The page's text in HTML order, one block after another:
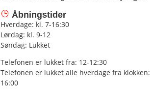
Åbningstider
Hverdage: kl. 7-16:30
Lørdag: kl. 9-12
Søndag: Lukket
Telefonen er lukket fra: 12-12:30
Telefonen er lukket alle hverdage fra klokken:
16:00